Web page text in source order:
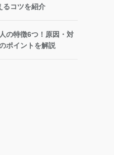
るコツを紹介
の特徴6つ！原因・対
ポイントを解説